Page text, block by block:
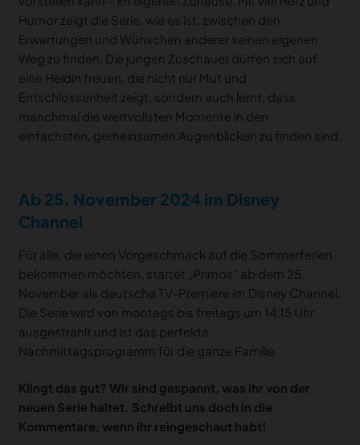
Humor zeigt die Serie, wie es ist, zwischen den
Erwartungen und Wünschen anderer seinen eigenen
Weg zu finden. Die jungen Zuschauer dürfen sich auf
eine Heldin freuen, die nicht nur Mut und
Entschlossenheit zeigt, sondern auch lernt, dass
manchmal die wertvollsten Momente in den
einfachsten, gemeinsamen Augenblicken zu finden sind.
Ab 25. November 2024 im Disney
Channel
Für alle, die einen Vorgeschmack auf die Sommerferien
bekommen möchten, startet „Primos“ ab dem 25.
November als deutsche TV-Premiere im Disney Channel.
Die Serie wird von montags bis freitags um 14:15 Uhr
ausgestrahlt und ist das perfekte
Nachmittagsprogramm für die ganze Familie.
Klingt das gut? Wir sind gespannt, was ihr von der
neuen Serie haltet. Schreibt uns doch in die
Kommentare, wenn ihr reingeschaut habt!